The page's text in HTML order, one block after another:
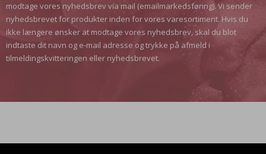
modtage vores nyhedsbrev via mail (emailmarkedsføring). Vi sender
nyhedsbrevet for produkter inden for vores varesortiment. Hvis du
ikke længere ønsker at modtage vores nyhedsbrev, skal du blot
indtaste dit navn og e-mail adresse og trykke på afmeld i
tilmeldingskvitteringen eller nyhedsbrevet.